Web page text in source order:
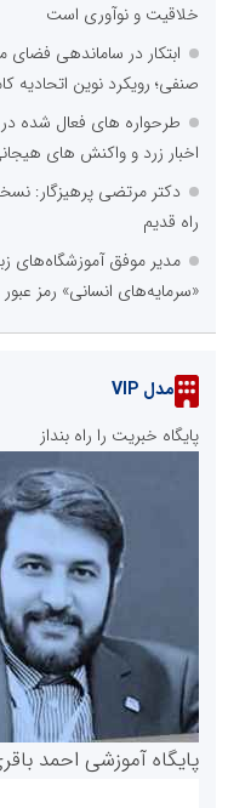
خلاقیت و نوآوری است
ابتکار در ساماندهی
صنفی؛ رویکرد نوین اتحادیه
طرحواره های فعال شده
اخبار زرد و واکنش های
دکتر مرتضی پرهیزگار:
راه قدیم
مدیر موفق آموزشگاه‌های
«سرمایه‌های انسانی» رمز
مدل VIP
پایگاه خبریت را راه بنداز
پایگاه آموزشی احمد